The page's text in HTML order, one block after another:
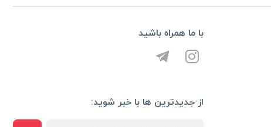
از جدیدترین ها با خبر شوید:
با ما همراه باشید